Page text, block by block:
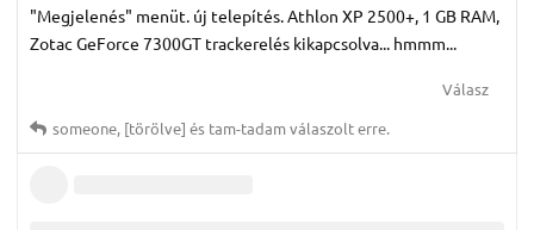
"Megjelenés" menüt. új telepítés. Athlon XP 2500+, 1 GB RAM,
Zotac GeForce 7300GT trackerelés kikapcsolva... hmmm...
Válasz
someone, [törölve] és tam-tadamválaszolt erre.